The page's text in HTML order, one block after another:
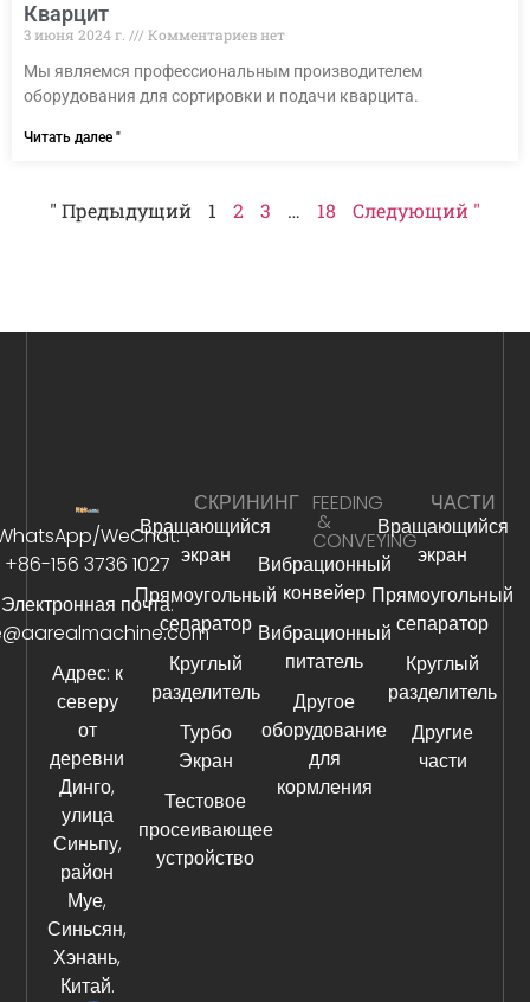
Кварцит
3 июня 2024 г.
Комментариев нет
Мы являемся профессиональным производителем
оборудования для сортировки и подачи кварцита.
Читать далее "
" Предыдущий 1 2 3 … 18 Следующий "
WeChat:
+86-156 3736 1027
Электронная почта:
Адрес: к
северу
от
деревни
Динго,
улица
Синьпу,
район
Муе,
Синьсян,
Хэнань,
Китай.
СКРИНИНГ
Вращающийся
экран
Прямоугольный
сепаратор
Круглый
разделитель
Турбо
Экран
Тестовое
просеивающее
устройство
FEEDING
&
CONVEYING
Вибрационный
конвейер
Вибрационный
питатель
Другое
оборудование
для
кормления
ЧАСТИ
Вращающийся
экран
Прямоугольный
сепаратор
Круглый
разделитель
Другие
части